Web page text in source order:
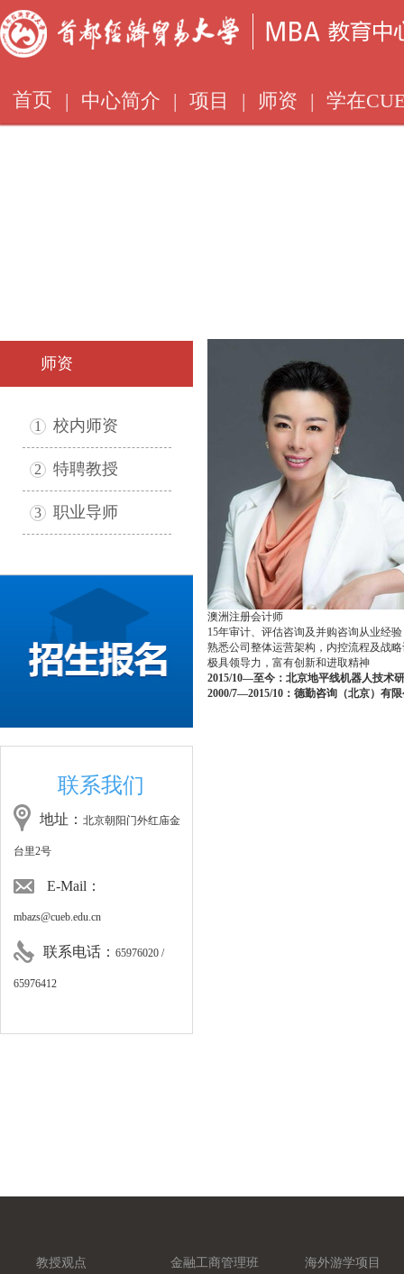
首页 | 中心简介 | 项目 | 师资 | 学在
师资
1 校内师资
2 特聘教授
3 职业导师
联系我们
地址： 北京朝阳门外红庙金
台里2号
E-Mail：
mbazs@cueb.edu.cn
联系电话： 65976020 /
65976412
澳洲注册会计师
15年审计、评估咨询及并购咨询从业经验
熟悉公司整体运营架构，内控流程及战
极具领导力，富有创新和进取精神
2015/10—至今：北京地平线机器人技术
2000/7—2015/10 ：德勤咨询（北京）有
教授观点 金融工商管理班
海外游学项目